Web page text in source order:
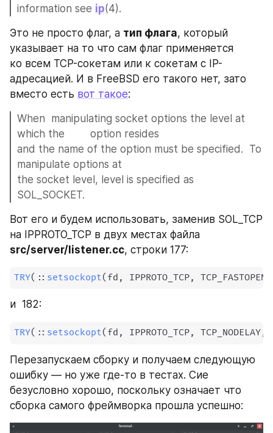
information see ip(4).
Это не просто флаг, а тип флага, который
указывает на то что сам флаг применяется
ко всем TCP-сокетам или к сокетам с IP-
адресацией. И в FreeBSD его такого нет, зато
вместо есть вот такое:
When  manipulating socket options the level at
which the	option resides
and the name of the option must be specified.  To
manipulate options at
the socket level, level is specified as
SOL_SOCKET.
Вот его и будем использовать, заменив SOL_TCP
src/server/listener.cc, строки 177:
TRY( :: setsockopt( fd , IPPROTO_TCP, TCP_FASTOPEN
и  182:
TRY( :: setsockopt( fd , IPPROTO_TCP, TCP_NODELAY,
Перезапускаем сборку и получаем следующую
ошибку — но уже где-то в тестах. Сие
безусловно хорошо, поскольку означает что
сборка самого фреймворка прошла успешно: